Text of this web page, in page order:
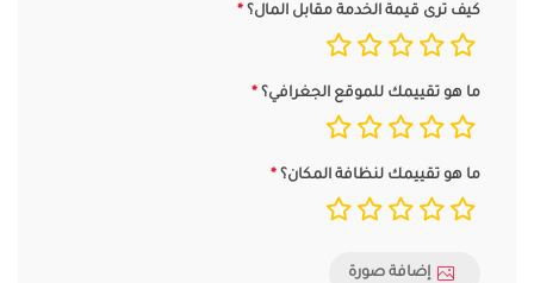
كيف ترى قيمة الخدمة مقابل المال؟
ما هو تقييمك للموقع الجغرافي؟
ما هو تقييمك لنظافة المكان؟
إضافة صورة